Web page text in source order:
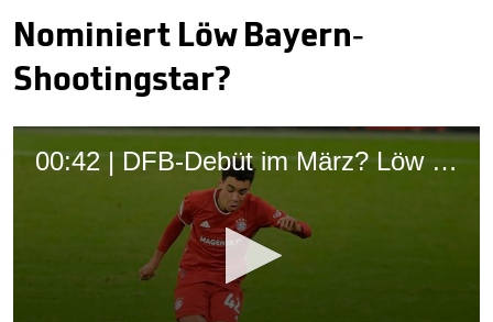
Nominiert Löw Bayern-
Shootingstar?
00:42 | DFB-Debüt im März? Löw will wohl Bayern-Youngster nominieren